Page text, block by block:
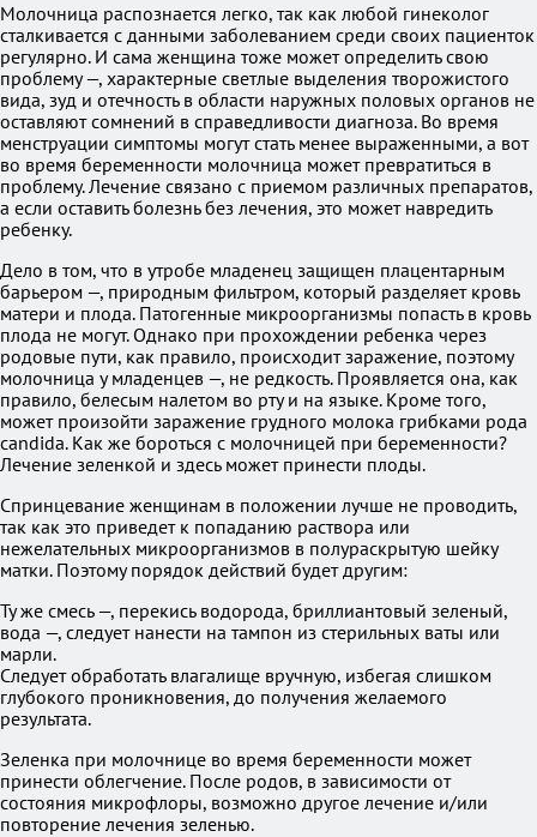
Молочница распознается легко, так как любой гинеколог
сталкивается с данными заболеванием среди своих пациенток
регулярно. И сама женщина тоже может определить свою
проблему —, характерные светлые выделения творожистого
вида, зуд и отечность в области наружных половых органов не
оставляют сомнений в справедливости диагноза. Во время
менструации симптомы могут стать менее выраженными, а вот
во время беременности молочница может превратиться в
проблему. Лечение связано с приемом различных препаратов,
а если оставить болезнь без лечения, это может навредить
ребенку.
Дело в том, что в утробе младенец защищен плацентарным
барьером —, природным фильтром, который разделяет кровь
матери и плода. Патогенные микроорганизмы попасть в кровь
плода не могут. Однако при прохождении ребенка через
родовые пути, как правило, происходит заражение, поэтому
молочница у младенцев —, не редкость. Проявляется она, как
правило, белесым налетом во рту и на языке. Кроме того,
может произойти заражение грудного молока грибками рода
candida. Как же бороться с молочницей при беременности?
Лечение зеленкой и здесь может принести плоды.
Спринцевание женщинам в положении лучше не проводить,
так как это приведет к попаданию раствора или
нежелательных микроорганизмов в полураскрытую шейку
матки. Поэтому порядок действий будет другим:
Ту же смесь —, перекись водорода, бриллиантовый зеленый,
вода —, следует нанести на тампон из стерильных ваты или
марли.
Следует обработать влагалище вручную, избегая слишком
глубокого проникновения, до получения желаемого
результата.
Зеленка при молочнице во время беременности может
принести облегчение. После родов, в зависимости от
состояния микрофлоры, возможно другое лечение и/или
повторение лечения зеленью.